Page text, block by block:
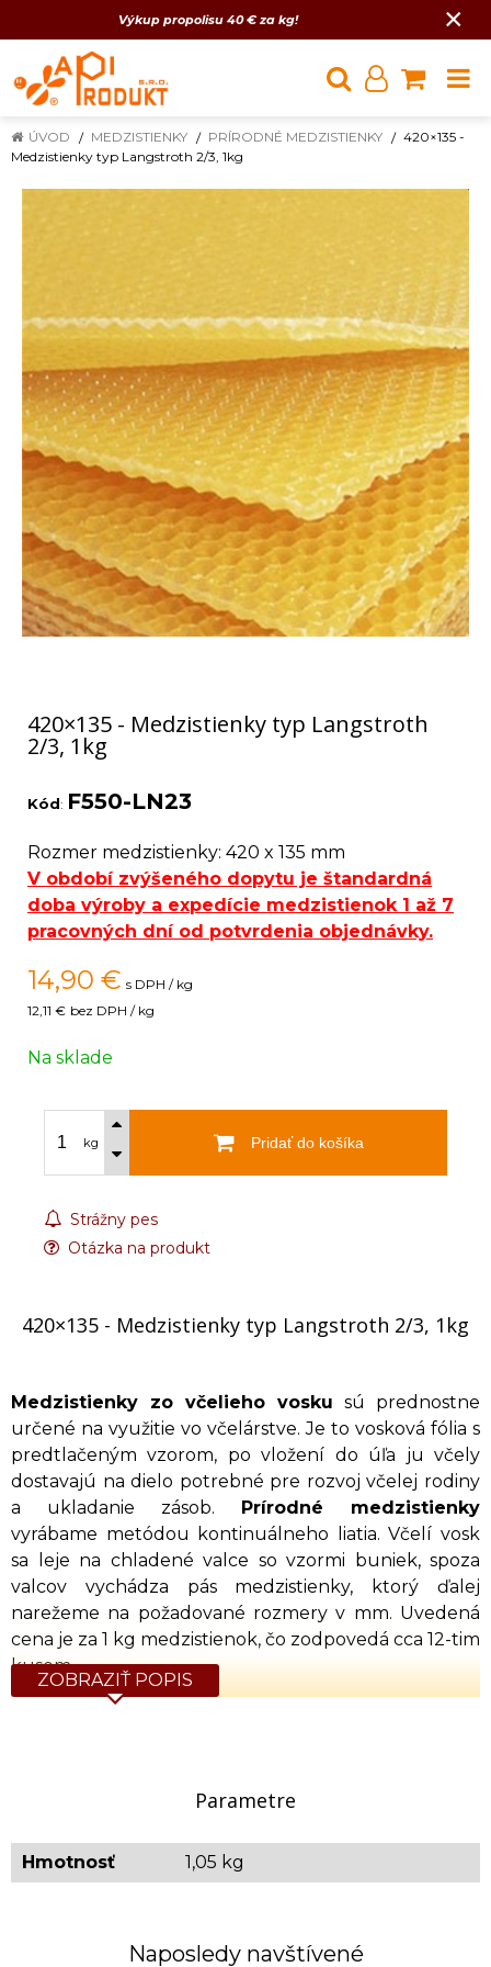
Výkup propolisu 40 € za kg! ×
ÚVOD MEDZISTIENKY PRÍRODNÉ MEDZISTIENKY
420×135 -
Medzistienky typ Langstroth 2/3, 1kg
420×135 - Medzistienky typ Langstroth
2/3, 1kg
Kód: F550-LN23
Rozmer medzistienky: 420 x 135 mm
V období zvýšeného dopytu je štandardná
doba výroby a expedície medzistienok 1 až 7
pracovných dní od potvrdenia objednávky.
14,90 € s DPH / kg
12,11 € bez DPH / kg
Na sklade
kg Pridať do košíka
Strážny pes
Otázka na produkt
420×135 - Medzistienky typ Langstroth 2/3, 1kg
Medzistienky zo včelieho vosku sú prednostne
určené na využitie vo včelárstve. Je to vosková fólia s
predtlačeným vzorom, po vložení do úľa ju včely
dostavajú na dielo potrebné pre rozvoj včelej rodiny
a ukladanie zásob. Prírodné medzistienky
vyrábame metódou kontinuálneho liatia. Včelí vosk
sa leje na chladené valce so vzormi buniek, spoza
valcov vychádza pás medzistienky, ktorý ďalej
narežeme na požadované rozmery v mm. Uvedená
cena je za 1 kg medzistienok, čo zodpovedá cca 12-tim
kusom.
podmienky Potravinového kódexu pre potraviny,
cudzorodých látok a rádioaktivita musia mať
podlimitné hodnoty, nesmie obsahovať
ZOBRAZIŤ POPIS
Parametre
Hmotnosť 1,05 kg
Naposledy navštívené